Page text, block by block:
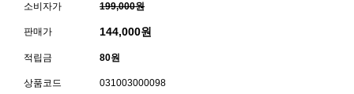
소비자가 199,000원
판매가 144,000원
적립금 80원
상품코드 031003000098